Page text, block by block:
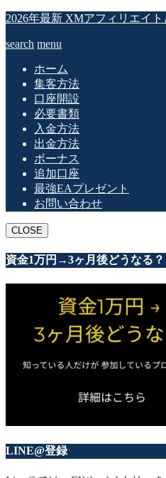
2026年最新 XMアフィリエイト
search menu
ホーム
集客方法
口座開設
必要書類
入金方法
出金方法
ボーナス
追加口座
最強EAプレゼント
お問い合わせ
CLOSE
資金1万円→3ヶ月後どうなる？
LINE@登録